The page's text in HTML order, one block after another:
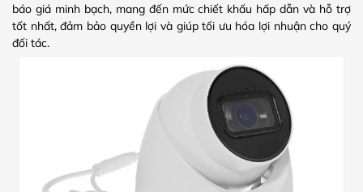
báo giá minh bạch, mang đến mức chiết khấu hấp dẫn và hỗ trợ
tốt nhất, đảm bảo quyền lợi và giúp tối ưu hóa lợi nhuận cho quý
đối tác.